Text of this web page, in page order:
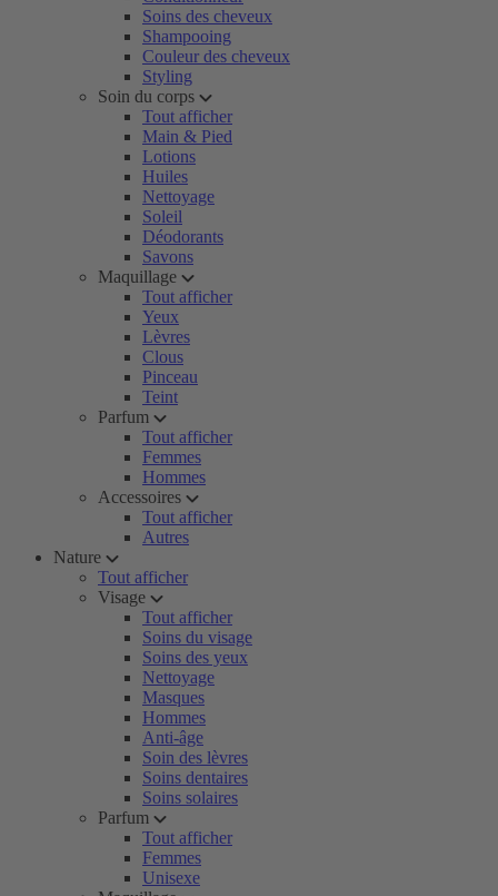
Soins des cheveux
Shampooing
Couleur des cheveux
Styling
Soin du corps
Tout afficher
Main & Pied
Lotions
Huiles
Nettoyage
Soleil
Déodorants
Savons
Maquillage
Tout afficher
Yeux
Lèvres
Clous
Pinceau
Teint
Parfum
Tout afficher
Femmes
Hommes
Accessoires
Tout afficher
Autres
Nature
Tout afficher
Visage
Tout afficher
Soins du visage
Soins des yeux
Nettoyage
Masques
Hommes
Anti-âge
Soin des lèvres
Soins dentaires
Soins solaires
Parfum
Tout afficher
Femmes
Unisexe